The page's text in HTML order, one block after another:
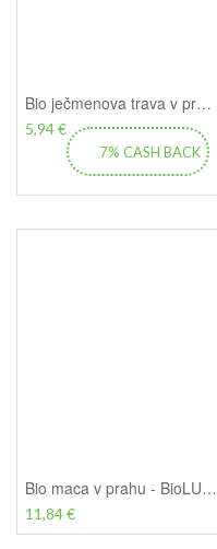
Bio ječmenova trava v prahu - BioLUX, 100 g
5,94 €
7% CASH BACK
Bio maca v prahu - BioLUX, 175 g
11,84 €